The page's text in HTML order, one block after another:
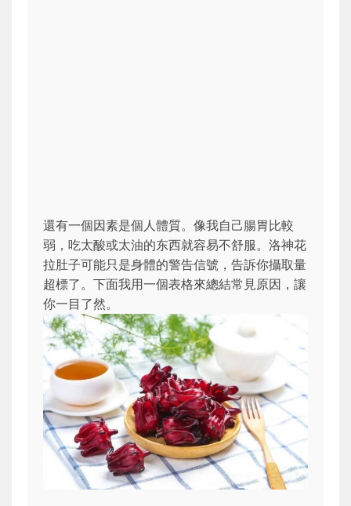
還有一個因素是個人體質。像我自己腸胃比較
弱，吃太酸或太油的东西就容易不舒服。洛神花
拉肚子可能只是身體的警告信號，告訴你攝取量
超標了。下面我用一個表格來總結常見原因，讓
你一目了然。